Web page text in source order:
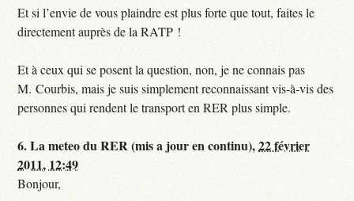
Et si l’envie de vous plaindre est plus forte que tout, faites le
directement auprès de la RATP !
Et à ceux qui se posent la question, non, je ne connais pas
M. Courbis, mais je suis simplement reconnaissant vis-à-vis des
personnes qui rendent le transport en RER plus simple.
6.La meteo du RER (mis a jour en continu),22 février
2011, 12:49
Bonjour,